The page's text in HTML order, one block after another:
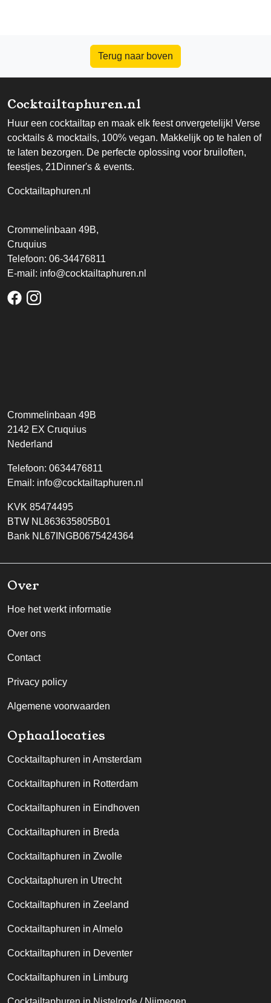
Terug naar boven
Cocktailtaphuren.nl
Huur een cocktailtap en maak elk feest onvergetelijk! Verse
cocktails & mocktails, 100% vegan. Makkelijk op te halen of
te laten bezorgen. De perfecte oplossing voor bruiloften,
feestjes, 21Dinner's & events.
Cocktailtaphuren.nl
Crommelinbaan 49B,
Cruquius
Telefoon: 06-34476811
E-mail: info@cocktailtaphuren.nl
facebook
Crommelinbaan 49B
2142 EX Cruquius
Nederland
Telefoon: 0634476811
Email: info@cocktailtaphuren.nl
KVK 85474495
BTW NL863635805B01
Bank NL67INGB0675424364
Over
Hoe het werkt informatie
Over ons
Contact
Privacy policy
Algemene voorwaarden
Ophaallocaties
Cocktailtaphuren in Amsterdam
Cocktailtaphuren in Rotterdam
Cocktailtaphuren in Eindhoven
Cocktailtaphuren in Breda
Cocktailtaphuren in Zwolle
Cocktaitaphuren in Utrecht
Cocktailtaphuren in Zeeland
Cocktailtaphuren in Almelo
Cocktailtaphuren in Deventer
Cocktailtaphuren in Limburg